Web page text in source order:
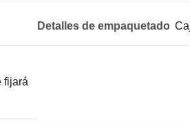
Detalles de empaquetado
fijará